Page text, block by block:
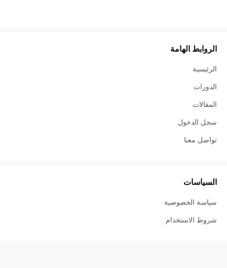
الروابط الهامة
الرئيسية
الدورات
المقالات
سجل الدخول
تواصل معنا
السياسات
سياسة الخصوصية
شروط الاستخدام